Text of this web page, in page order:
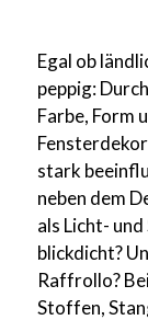
Egal ob
peppig:
Farbe, Form
stark
neben dem
als Licht-
blickdicht?
Raffrollo?
Stoffen,